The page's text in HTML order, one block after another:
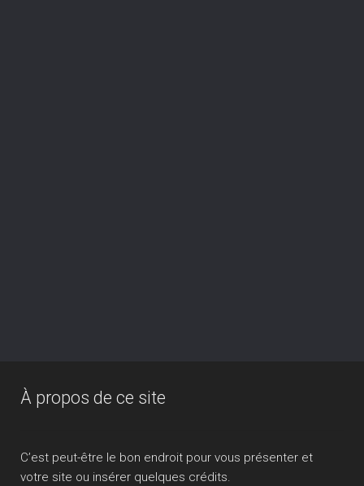
À propos de ce site
C’est peut-être le bon endroit pour vous présenter et
votre site ou insérer quelques crédits.